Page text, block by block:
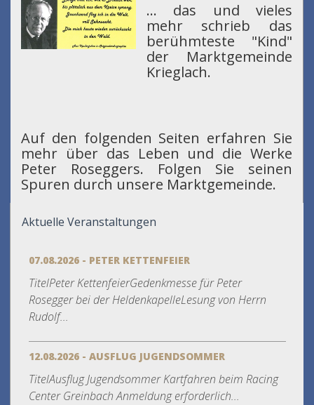
... das und vieles
mehr schrieb das
berühmteste "Kind"
der Marktgemeinde
Krieglach.
Auf den folgenden Seiten erfahren Sie
mehr über das Leben und die Werke
Peter Roseggers. Folgen Sie seinen
Spuren durch unsere Marktgemeinde.
Aktuelle Veranstaltungen
07.08.2026 - PETER KETTENFEIER
TitelPeter KettenfeierGedenkmesse für Peter
Rosegger bei der HeldenkapelleLesung von Herrn
Rudolf...
12.08.2026 - AUSFLUG JUGENDSOMMER
TitelAusflug Jugendsommer Kartfahren beim Racing
Center Greinbach Anmeldung erforderlich...